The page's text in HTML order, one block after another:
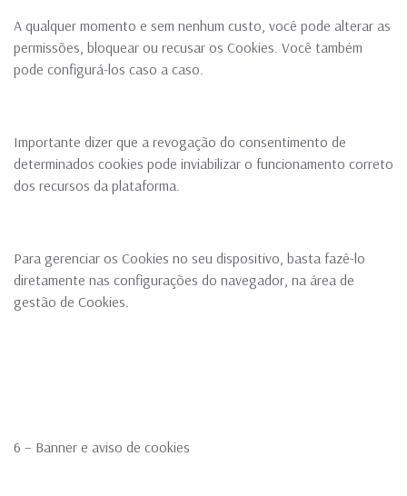
A qualquer momento e sem nenhum custo, você pode alterar as
permissões, bloquear ou recusar os Cookies. Você também
pode configurá-los caso a caso.
Importante dizer que a revogação do consentimento de
determinados cookies pode inviabilizar o funcionamento correto
dos recursos da plataforma.
Para gerenciar os Cookies no seu dispositivo, basta fazê-lo
diretamente nas configurações do navegador, na área de
gestão de Cookies.
6 – Banner e aviso de cookies